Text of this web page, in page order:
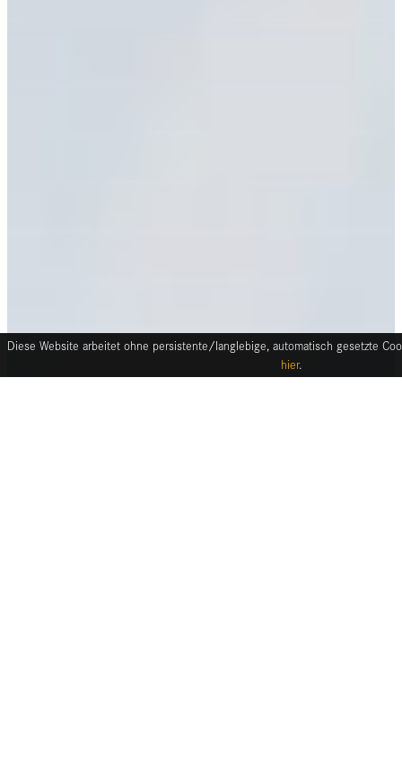
Diese Website arbeitet ohne persistente/langlebige, automatisch gesetzte
hier.